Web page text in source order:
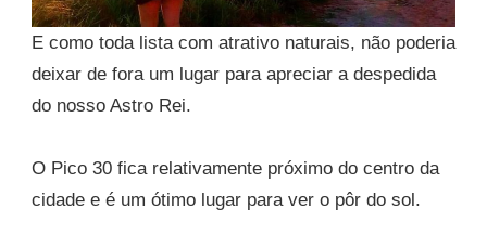
E como toda lista com atrativo naturais, não poderia
deixar de fora um lugar para apreciar a despedida
do nosso Astro Rei.
O Pico 30 fica relativamente próximo do centro da
cidade e é um ótimo lugar para ver o pôr do sol.